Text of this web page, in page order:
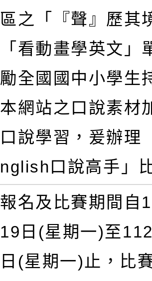
區之「『聲』歷其
「看動畫學英文」
勵全國國中小學生
本網站之口說素材
口說學習，爰辦理
nglish口說高手」
報名及比賽期間自
19日(星期一)至
日(星期一)止，比